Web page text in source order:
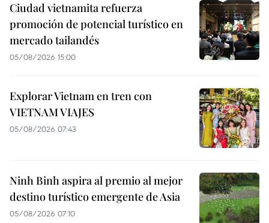
Ciudad vietnamita refuerza
promoción de potencial turístico en
mercado tailandés
05/08/2026 15:00
Explorar Vietnam en tren con
VIETNAM VIAJES
05/08/2026 07:43
Ninh Binh aspira al premio al mejor
destino turístico emergente de Asia
05/08/2026 07:10